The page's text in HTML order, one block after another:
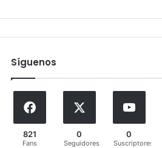
Síguenos
821
Fans
0
Seguidores
0
Suscriptores